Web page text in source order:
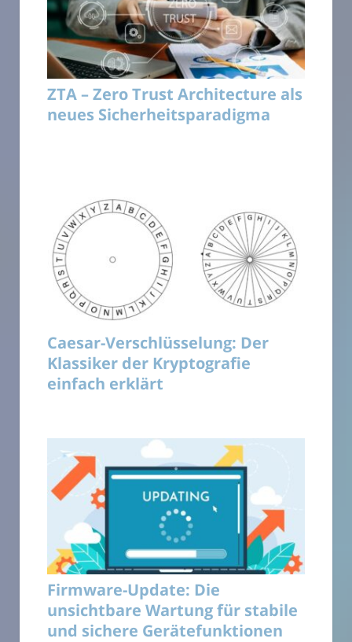
ZTA – Zero Trust Architecture als
neues Sicherheitsparadigma
Caesar-Verschlüsselung: Der
Klassiker der Kryptografie
einfach erklärt
Firmware-Update: Die
unsichtbare Wartung für stabile
und sichere Gerätefunktionen